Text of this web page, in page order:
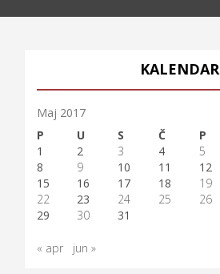
KALENDAR
Maj 2017
P
U S Č P
1
2 3 4 5
8
9 10 11 12
15
16 17 18 19
22
23 24 25 26
29
30 31
« apr jun »